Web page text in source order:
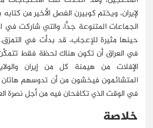
لإيران، ويختم كوبيرن الفصل الأخير من
الجماعات المتنوعة جدًّا، والتي شاركت في
حينها مثيرة للإعجاب، قد بدأت في التمزق.
في العراق أن تكون هناك لحظة فقط
الإفلات من هيمنة كل من إيران
المتشائمون فيخشون من أن تدوسهم هاتان
في الوقت الذي تكافحان فيه من أجل نصرة
خلاصة